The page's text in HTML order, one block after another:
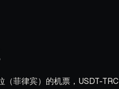
（菲律宾）的机票，USDT-